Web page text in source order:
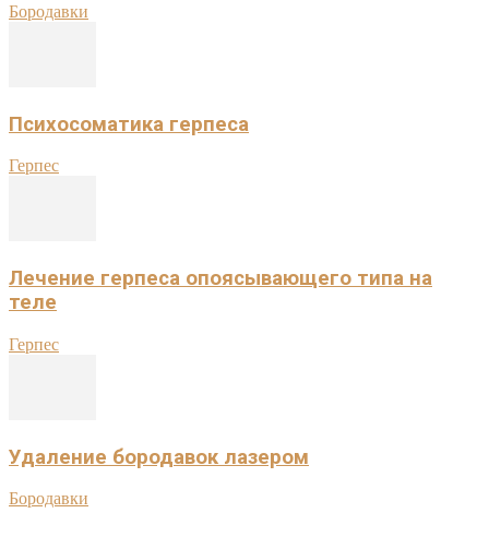
Бородавки
Психосоматика герпеса
Герпес
Лечение герпеса опоясывающего типа на
теле
Герпес
Удаление бородавок лазером
Бородавки